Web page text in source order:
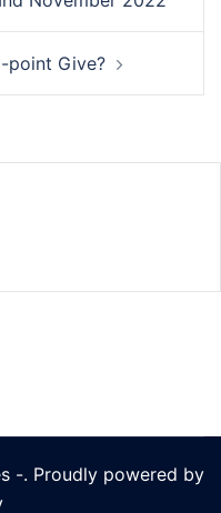
point Give?
-. Proudly powered by